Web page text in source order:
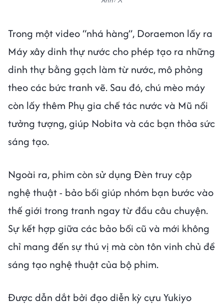
Trong một video “nhá hàng”, Doraemon lấy ra
Máy xây dinh thự nước cho phép tạo ra những
dinh thự bằng gạch làm từ nước, mô phỏng
theo các bức tranh vẽ. Sau đó, chú mèo máy
còn lấy thêm Phụ gia chế tác nước và Mũ nồi
tưởng tượng, giúp Nobita và các bạn thỏa sức
sáng tạo.
Ngoài ra, phim còn sử dụng Đèn truy cập
nghệ thuật - bảo bối giúp nhóm bạn bước vào
thế giới trong tranh ngay từ đầu câu chuyện.
Sự kết hợp giữa các bảo bối cũ và mới không
chỉ mang đến sự thú vị mà còn tôn vinh chủ đề
sáng tạo nghệ thuật của bộ phim.
Được dẫn dắt bởi đạo diễn kỳ cựu Yukiyo